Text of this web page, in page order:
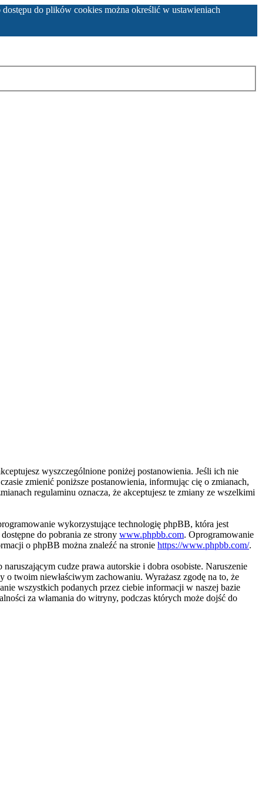
do plików cookies można określić w ustawieniach
wyszczególnione poniżej postanowienia. Jeśli ich nie
zmienić poniższe postanowienia, informując cię o zmianach,
regulaminu oznacza, że akceptujesz te zmiany ze wszelkimi
wykorzystujące technologię phpBB, która jest
do pobrania ze strony www.phpbb.com. Oprogramowanie
o phpBB można znaleźć na stronie https://www.phpbb.com/.
cudze prawa autorskie i dobra osobiste. Naruszenie
twoim niewłaściwym zachowaniu. Wyrażasz zgodę na to, że
wszystkich podanych przez ciebie informacji w naszej bazie
za włamania do witryny, podczas których może dojść do